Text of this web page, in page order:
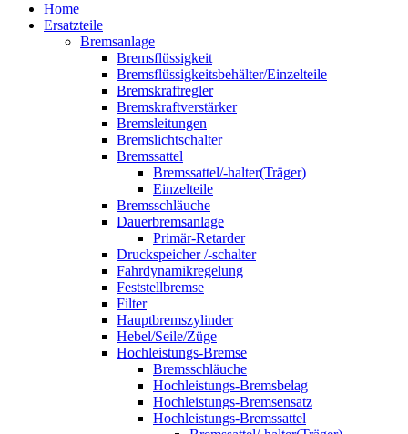
Home
Ersatzteile
Bremsanlage
Bremsflüssigkeit
Bremsflüssigkeitsbehälter/Einzelteile
Bremskraftregler
Bremskraftverstärker
Bremsleitungen
Bremslichtschalter
Bremssattel
Bremssattel/-halter(Träger)
Einzelteile
Bremsschläuche
Dauerbremsanlage
Primär-Retarder
Druckspeicher /-schalter
Fahrdynamikregelung
Feststellbremse
Filter
Hauptbremszylinder
Hebel/Seile/Züge
Hochleistungs-Bremse
Bremsschläuche
Hochleistungs-Bremsbelag
Hochleistungs-Bremsensatz
Hochleistungs-Bremssattel